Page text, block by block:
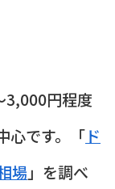
3,000円程度
心です。「ド
場 」を調べ